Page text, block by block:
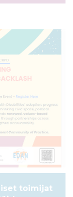
toimijat